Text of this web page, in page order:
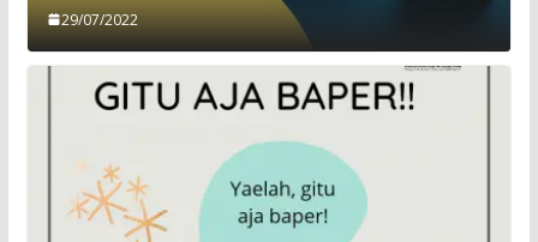
29/07/2022